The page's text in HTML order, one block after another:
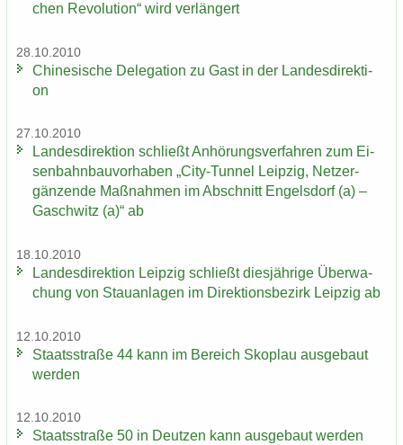
chen Re­vo­lu­ti­on“ wird ver­län­gert
28.10.2010
Chi­ne­si­sche De­le­ga­ti­on zu Gast in der Lan­des­di­rek­ti­
on
27.10.2010
Lan­des­di­rek­ti­on schließt An­hö­rungs­ver­fah­ren zum Ei­
sen­bahn­bau­vor­ha­ben „City-​Tunnel Leip­zig, Netz­er­
gän­zen­de Maß­nah­men im Ab­schnitt En­gels­dorf (a) –
Gaschwitz (a)“ ab
18.10.2010
Lan­des­di­rek­ti­on Leip­zig schließt dies­jäh­ri­ge Über­wa­
chung von Stau­an­la­gen im Di­rek­ti­ons­be­zirk Leip­zig ab
12.10.2010
Staats­stra­ße 44 kann im Be­reich Sko­plau aus­ge­baut
wer­den
12.10.2010
Staats­stra­ße 50 in Deut­zen kann aus­ge­baut wer­den